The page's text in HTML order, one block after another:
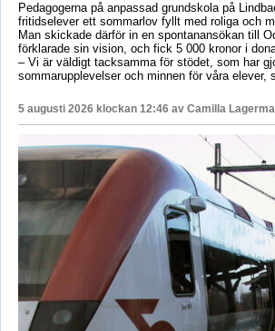
Pedagogerna på anpassad grundskola på
fritidselever ett sommarlov fyllt med roliga och
Man skickade därför in en spontanansökan till
förklarade sin vision, och fick 5 000 kronor i
– Vi är väldigt tacksamma för stödet, som har
sommarupplevelser och minnen för våra elever,
5 augusti 2026 klockan 12:46 av Camilla